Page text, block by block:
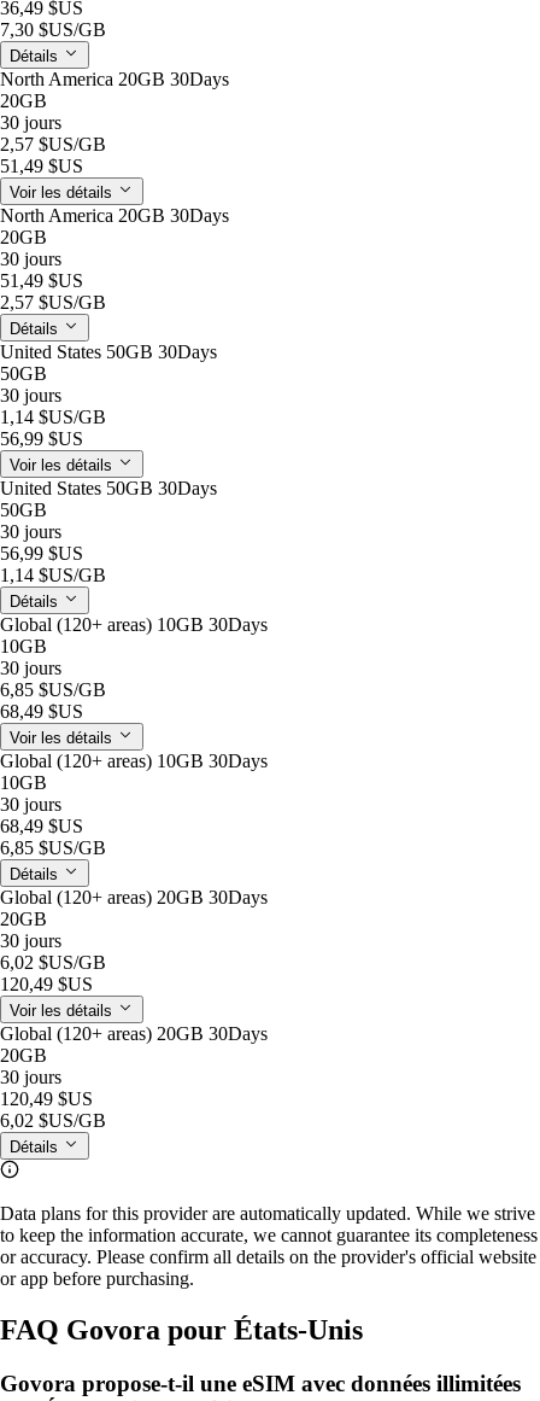
36,49 $US
7,30 $US/GB
Détails
North America 20GB 30Days
20GB
30 jours
2,57 $US/GB
51,49 $US
Voir les détails
North America 20GB 30Days
20GB
30 jours
51,49 $US
2,57 $US/GB
Détails
United States 50GB 30Days
50GB
30 jours
1,14 $US/GB
56,99 $US
Voir les détails
United States 50GB 30Days
50GB
30 jours
56,99 $US
1,14 $US/GB
Détails
Global (120+ areas) 10GB 30Days
10GB
30 jours
6,85 $US/GB
68,49 $US
Voir les détails
Global (120+ areas) 10GB 30Days
10GB
30 jours
68,49 $US
6,85 $US/GB
Détails
Global (120+ areas) 20GB 30Days
20GB
30 jours
6,02 $US/GB
120,49 $US
Voir les détails
Global (120+ areas) 20GB 30Days
20GB
30 jours
120,49 $US
6,02 $US/GB
Détails
Data plans for this provider are automatically updated. While we strive
to keep the information accurate, we cannot guarantee its completeness
or accuracy. Please confirm all details on the provider's official website
or app before purchasing.
FAQ Govora pour États-Unis
Govora propose-t-il une eSIM avec données illimitées